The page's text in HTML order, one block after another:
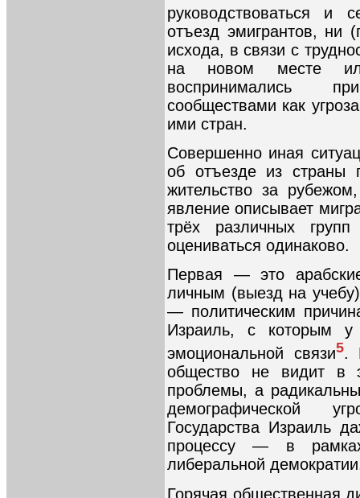
руководствоваться и
отъезд эмигрантов, ни
исхода, в связи с
на новом месте
воспринимались
сообществами как
ими стран.
Совершенно иная
об отъезде из страны
жительство за
явление описывает
трёх различных
оцениваться одинаково.
Первая — это
личным (выезд на
— политическим
Израиль, с которым
эмоциональной связи5.
общество не видит в
проблемы, а
демографической
Государства Израиль
процессу — в
либеральной
Горячая общественная